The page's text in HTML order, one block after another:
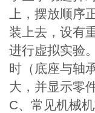
上，摆放顺序
装上去，设有
进行虚拟实验
时（底座与轴
大，并显示零
C、常见机械